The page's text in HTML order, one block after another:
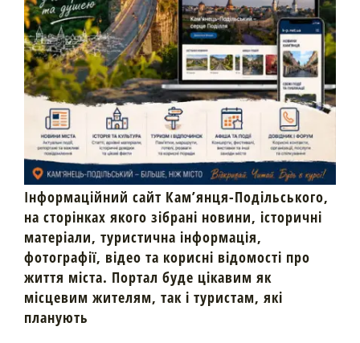
Інформаційний сайт Кам’янця-Подільського,
на сторінках якого зібрані новини, історичні
матеріали, туристична інформація,
фотографії, відео та корисні відомості про
життя міста. Портал буде цікавим як
місцевим жителям, так і туристам, які
планують